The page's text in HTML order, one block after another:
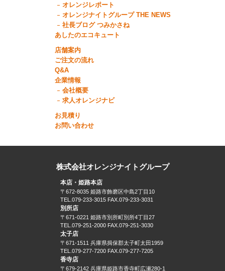
オレンジレポート
オレンジナイトグループ THE NEWS
社長ブログ つみかさね
あしたのエコキュート
店舗案内
ご注文の流れ
Q&A
企業情報
会社概要
求人オレンジナビ
お見積り
お問い合わせ
株式会社オレンジナイトグループ
本店・姫路本店
〒672-8035 姫路市飾磨区中島2丁目10
TEL.079-233-3015 FAX.079-233-3031
別所店
〒671-0221 姫路市別所町別所4丁目27
TEL.079-251-2000 FAX.079-251-3030
太子店
〒671-1511 兵庫県揖保郡太子町太田1959
TEL.079-277-7200 FAX.079-277-7205
香寺店
〒679-2142 兵庫県姫路市香寺町広瀬280-1